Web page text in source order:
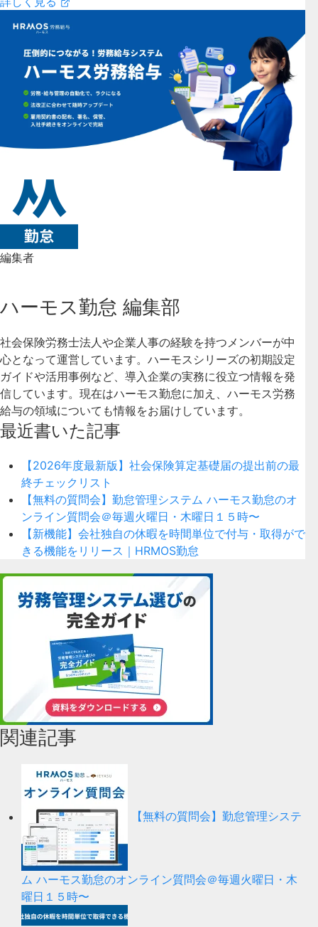
編集者
ハーモス勤怠 編集部
社会保険労務士法人や企業人事の経験を持つメンバーが中
心となって運営しています。ハーモスシリーズの初期設定
ガイドや活用事例など、導入企業の実務に役立つ情報を発
信しています。現在はハーモス勤怠に加え、ハーモス労務
給与の領域についても情報をお届けしています。
最近書いた記事
【2026年度最新版】社会保険算定基礎届の提出前の最
終チェックリスト
【無料の質問会】勤怠管理システム ハーモス勤怠のオ
ンライン質問会＠毎週火曜日・木曜日１５時〜
【新機能】会社独自の休暇を時間単位で付与・取得がで
きる機能をリリース｜HRMOS勤怠
関連記事
【無料の質問会】勤怠管理システ
ム ハーモス勤怠のオンライン質問会＠毎週火曜日・木
曜日１５時〜